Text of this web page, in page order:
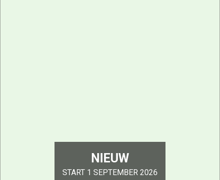
NIEUW
START 1 SEPTEMBER 2026